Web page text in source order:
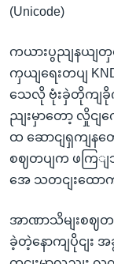
(Unicode)
ကယားပွညျနယျတှ
ကှယျရေးတပျ
သေလို ဗုံးခှဲတိုကျခို
ညျးမှာတော့ လှိုင
ထ ဆောငျရှကျနတ
စဈတပျက ဖကြျ
အေ သတငျးထောကျ
အာဏာသိမျးစဈတ
ခဲ့တဲ့နောကျပိုငျး